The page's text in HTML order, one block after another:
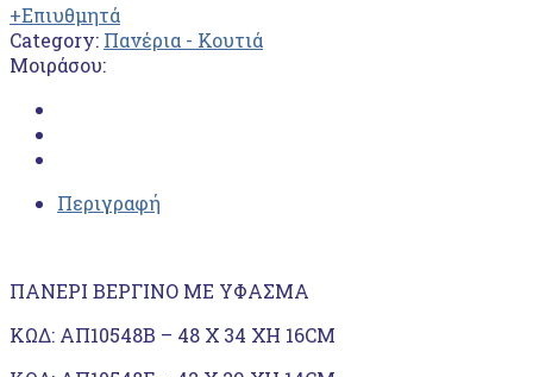
+Επιυθμητά
Category: Πανέρια - Κουτιά
Μοιράσου:
Περιγραφή
ΠΑΝΕΡΙ ΒΕΡΓΙΝΟ ΜΕ ΥΦΑΣΜΑ
ΚΩΔ: ΑΠ10548Β – 48 Χ 34 ΧΗ 16CM